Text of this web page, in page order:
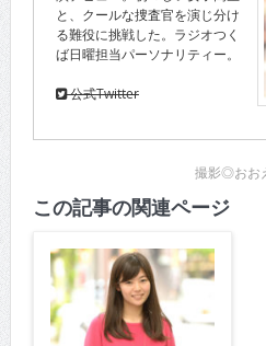
と、クールな捜査官を演じ分け
る難役に挑戦した。ラジオつく
ば日曜担当パーソナリティー。
公式Twitter
撮影◎おお
この記事の関連ページ